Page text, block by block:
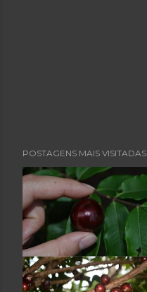
POSTAGENS MAIS VISITADAS